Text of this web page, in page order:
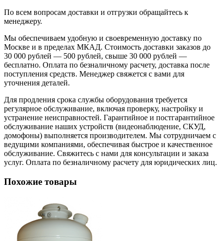
По всем вопросам доставки и отгрузки обращайтесь к
менеджеру.
Мы обеспечиваем удобную и своевременную доставку по
Москве и в пределах МКАД. Стоимость доставки заказов до
30 000 рублей — 500 рублей, свыше 30 000 рублей —
бесплатно. Оплата по безналичному расчету, доставка после
поступления средств. Менеджер свяжется с вами для
уточнения деталей.
Для продления срока службы оборудования требуется
регулярное обслуживание, включая проверку, настройку и
устранение неисправностей. Гарантийное и постгарантийное
обслуживание наших устройств (видеонаблюдение, СКУД,
домофоны) выполняется производителем. Мы сотрудничаем с
ведущими компаниями, обеспечивая быстрое и качественное
обслуживание. Свяжитесь с нами для консультации и заказа
услуг. Оплата по безналичному расчету для юридических лиц.
Похожие товары